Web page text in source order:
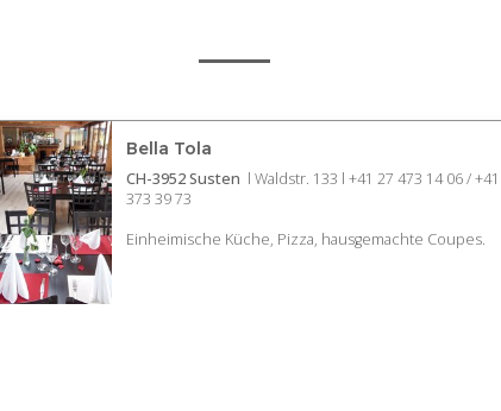
Bella Tola
CH-3952 Susten l Waldstr. 133 l +41 27 473 14 06 /
373 39 73
Einheimische Küche, Pizza, hausgemachte Coupes.